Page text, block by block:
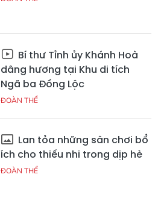
Bí thư Tỉnh ủy Khánh Hoà
dâng hương tại Khu di tích
Ngã ba Đồng Lộc
ĐOÀN THỂ
Lan tỏa những sân chơi bổ
ích cho thiếu nhi trong dịp hè
ĐOÀN THỂ